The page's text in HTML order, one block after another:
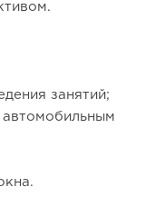
занятий;
автомобильным